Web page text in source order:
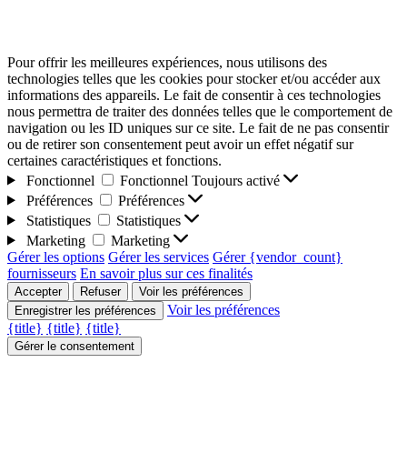
Pour offrir les meilleures expériences, nous utilisons des
technologies telles que les cookies pour stocker et/ou accéder aux
informations des appareils. Le fait de consentir à ces technologies
nous permettra de traiter des données telles que le comportement de
navigation ou les ID uniques sur ce site. Le fait de ne pas consentir
ou de retirer son consentement peut avoir un effet négatif sur
certaines caractéristiques et fonctions.
Fonctionnel
Fonctionnel Toujours activé
Préférences
Préférences
Statistiques
Statistiques
Marketing
Marketing
Gérer les options Gérer les services Gérer {vendor_count}
fournisseurs En savoir plus sur ces finalités
Accepter Refuser
Voir les préférences
Enregistrer les préférences
Voir les préférences
{title} {title} {title}
Gérer le consentement